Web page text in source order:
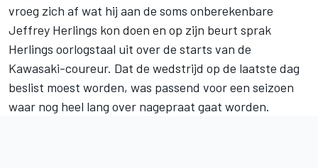
vroeg zich af wat hij aan de soms onberekenbare
Jeffrey Herlings kon doen en op zijn beurt sprak
Herlings oorlogstaal uit over de starts van de
Kawasaki-coureur. Dat de wedstrijd op de laatste dag
beslist moest worden, was passend voor een seizoen
waar nog heel lang over nagepraat gaat worden.